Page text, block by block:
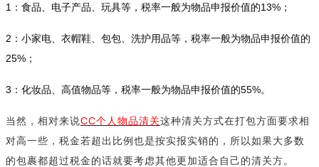
1：食品、电子产品、玩具等，税率一般为物品申报价值的13%；
2：小家电、衣帽鞋、包包、洗护用品等，税率一般为物品申报价值的
25%；
3：化妆品、高值物品等，税率一般为物品申报价值的55%。
当然，相对来说CC个人物品清关这种清关方式在打包方面要求相
对高一些，税金若超出比例也是按实报实销的，所以如果大多数
的包裹都超过税金的话就要考虑其他更加适合自己的清关方。